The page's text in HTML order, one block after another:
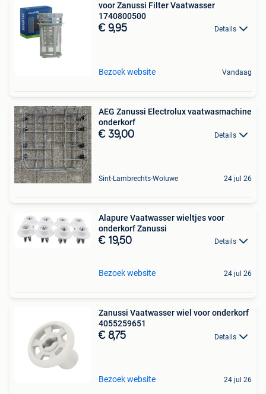
voor Zanussi Filter Vaatwasser
1740800500
€ 9,95 Details
Bezoek website Vandaag
AEG Zanussi Electrolux vaatwasmachine
onderkorf
€ 39,00 Details
Sint-Lambrechts-Woluwe 24 jul 26
Alapure Vaatwasser wieltjes voor
onderkorf Zanussi
€ 19,50 Details
Bezoek website 24 jul 26
Zanussi Vaatwasser wiel voor onderkorf
4055259651
€ 8,75 Details
Bezoek website 24 jul 26